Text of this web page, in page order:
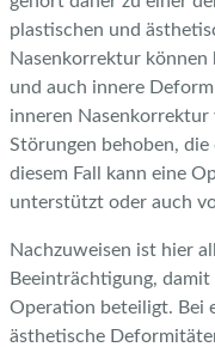
plastischen und
Nasenkorrektur können
und auch innere
inneren
Störungen behoben,
diesem Fall kann eine
unterstützt oder auch
Nachzuweisen ist hier
Beeinträchtigung,
Operation beteiligt. Bei
ästhetische